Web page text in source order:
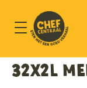
32x2L